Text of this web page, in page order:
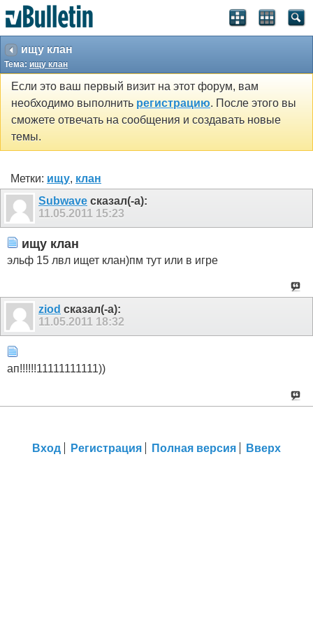
ищу клан
Тема: ищу клан
Если это ваш первый визит на этот форум, вам
необходимо выполнить регистрацию. После этого вы
сможете отвечать на сообщения и создавать новые
темы.
Метки: ищу, клан
Subwave сказал(-а):
11.05.2011 15:23
ищу клан
эльф 15 лвл ищет клан)пм тут или в игре
ziod сказал(-а):
11.05.2011 18:32
ап!!!!!!11111111111))
Вход Регистрация Полная версия Вверх